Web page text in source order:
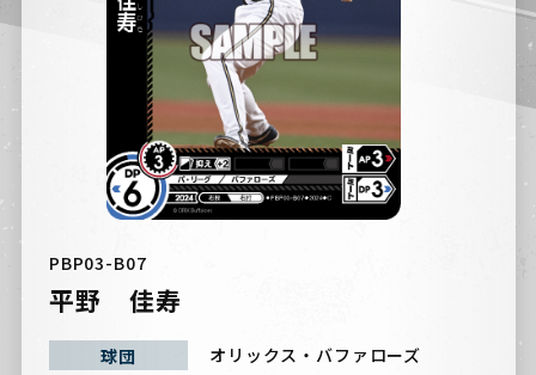
PBP03-B07
平野 佳寿
球団
オリックス・バファローズ